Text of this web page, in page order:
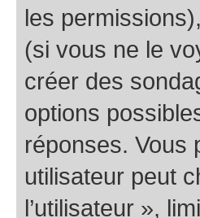
les
(si vous ne le
créer des
options
réponses. Vous
utilisateur peut
l’utilisateur »,